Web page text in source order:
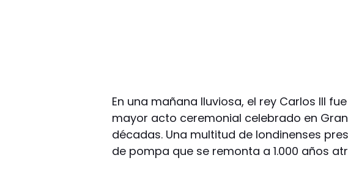
En una mañana lluviosa, el rey Carlos III
mayor acto ceremonial celebrado en
décadas. Una multitud de londinenses
de pompa que se remonta a 1.000 años